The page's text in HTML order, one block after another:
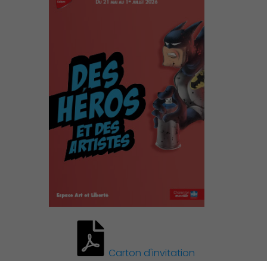
Découvrir Charenton
Carton d'invitation